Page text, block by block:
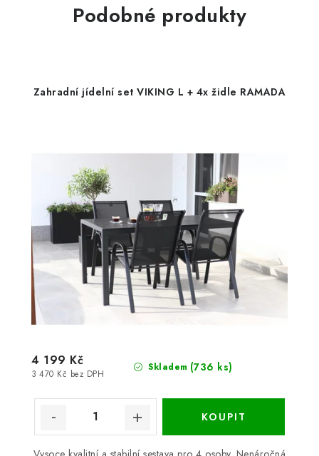
Podobné produkty
Zahradní jídelní set VIKING L + 4x židle RAMADA
Skladem (736 ks)
3 470 Kč bez DPH
4 199 Kč